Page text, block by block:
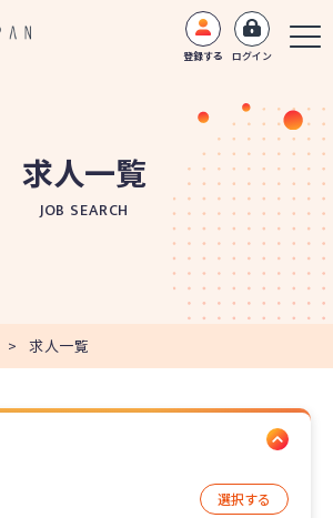
登録する ログイン
求人一覧
JOB SEARCH
> 求人一覧
選択する